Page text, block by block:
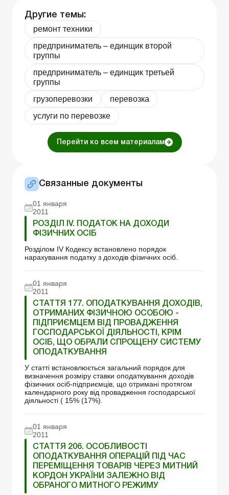
Другие темы:
ремонт техники
предприниматель – единщик второй
группы
предприниматель – единщик третьей
группы
грузоперевозки
перевозка
услуги по перевозке
Перейти ко всем материалам
Связанные документы
01 января
2011
РОЗДІЛ IV. ПОДАТОК НА ДОХОДИ
ФІЗИЧНИХ ОСІБ
Розділом ІV Кодексу встановлено порядок
нарахування податку з доходів фізичних осіб.
01 января
2011
СТАТТЯ 177. ОПОДАТКУВАННЯ ДОХОДІВ,
ОТРИМАНИХ ФІЗИЧНОЮ ОСОБОЮ -
ПІДПРИЄМЦЕМ ВІД ПРОВАДЖЕННЯ
ГОСПОДАРСЬКОЇ ДІЯЛЬНОСТІ, КРІМ
ОСІБ, ЩО ОБРАЛИ СПРОЩЕНУ СИСТЕМУ
ОПОДАТКУВАННЯ
У статті встановлюється загальний порядок для
визначення розміру ставки оподаткування доходів
фізичних осіб-підприємців, що отримані протягом
календарного року від провадження господарської
діяльності ( 15% (17%).
01 января
2011
СТАТТЯ 206. ОСОБЛИВОСТІ
ОПОДАТКУВАННЯ ОПЕРАЦІЙ ПІД ЧАС
ПЕРЕМІЩЕННЯ ТОВАРІВ ЧЕРЕЗ МИТНИЙ
КОРДОН УКРАЇНИ ЗАЛЕЖНО ВІД
ОБРАНОГО МИТНОГО РЕЖИМУ